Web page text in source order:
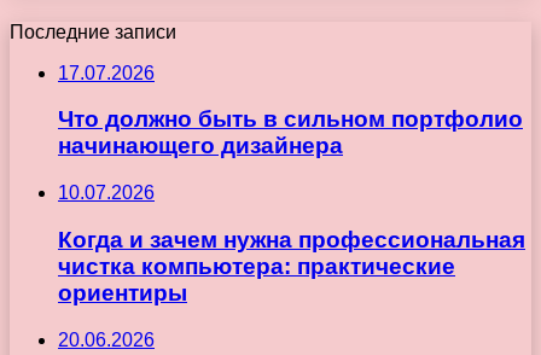
Последние записи
17.07.2026
Что должно быть в сильном портфолио
начинающего дизайнера
10.07.2026
Когда и зачем нужна профессиональная
чистка компьютера: практические
ориентиры
20.06.2026